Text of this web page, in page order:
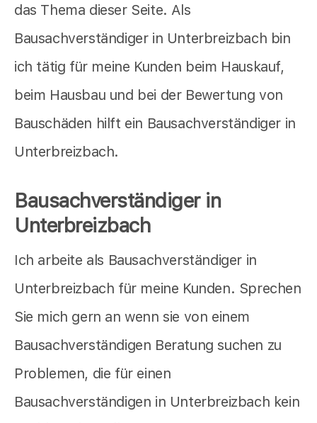
das Thema dieser Seite. Als
Bausachverständiger in Unterbreizbach bin
ich tätig für meine Kunden beim Hauskauf,
beim Hausbau und bei der Bewertung von
Bauschäden hilft ein Bausachverständiger in
Unterbreizbach.
Bausachverständiger in
Unterbreizbach
Ich arbeite als Bausachverständiger in
Unterbreizbach für meine Kunden. Sprechen
Sie mich gern an wenn sie von einem
Bausachverständigen Beratung suchen zu
Problemen, die für einen
Bausachverständigen in Unterbreizbach kein